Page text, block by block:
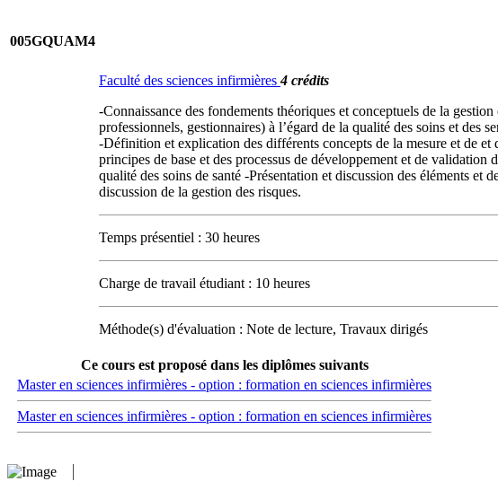
005GQUAM4
Faculté des sciences infirmières4 crédits
-Connaissance des fondements théoriques et conceptuels de la
professionnels, gestionnaires) à l’égard de la qualité des soins et des
-Définition et explication des différents concepts de la mesure et de
principes de base et des processus de développement et de validation
qualité des soins de santé -Présentation et discussion des éléments
discussion de la gestion des risques.
Temps présentiel : 30 heures
Charge de travail étudiant : 10 heures
Méthode(s) d'évaluation : Note de lecture, Travaux dirigés
Ce cours est proposé dans les diplômes suivants
Master en sciences infirmières - option : formation en sciences infirmières
Master en sciences infirmières - option : formation en sciences infirmières